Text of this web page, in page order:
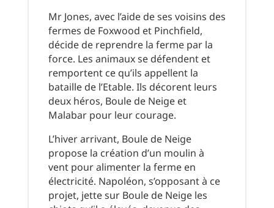
Mr Jones, avec l’aide de ses voisins des
fermes de Foxwood et Pinchfield,
décide de reprendre la ferme par la
force. Les animaux se défendent et
remportent ce qu’ils appellent la
bataille de l’Etable. Ils décorent leurs
deux héros, Boule de Neige et
Malabar pour leur courage.
L’hiver arrivant, Boule de Neige
propose la création d’un moulin à
vent pour alimenter la ferme en
électricité. Napoléon, s’opposant à ce
projet, jette sur Boule de Neige les